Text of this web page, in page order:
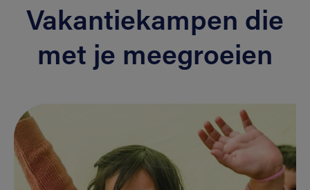
Vakantiekampen die
met je meegroeien